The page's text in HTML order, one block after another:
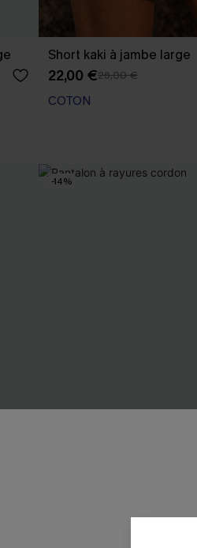
Short kaki à jambe large
22,00 €26,00 €
COTON
-14%